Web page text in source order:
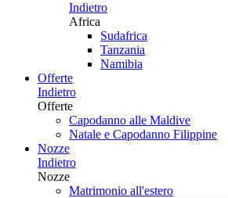
Indietro
Africa
Sudafrica
Tanzania
Namibia
Offerte
Indietro
Offerte
Capodanno alle Maldive
Natale e Capodanno Filippine
Nozze
Indietro
Nozze
Matrimonio all'estero